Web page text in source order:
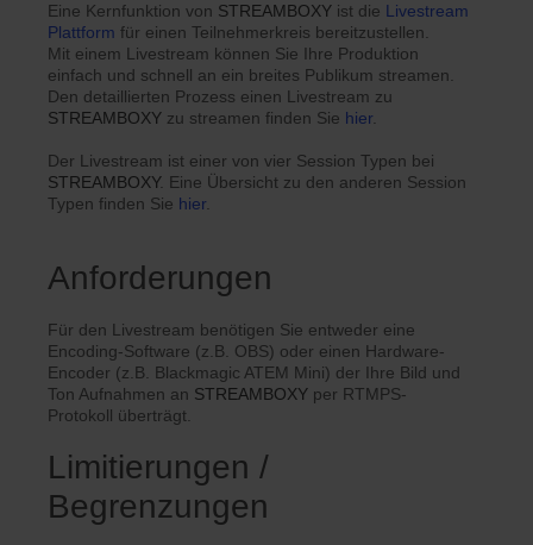
Eine Kernfunktion von STREAMBOXY ist die Livestream
Plattform für einen Teilnehmerkreis bereitzustellen.
Mit einem Livestream können Sie Ihre Produktion
einfach und schnell an ein breites Publikum streamen.
Den detaillierten Prozess einen Livestream zu
STREAMBOXY zu streamen finden Sie hier
Der Livestream ist einer von vier Session Typen bei
STREAMBOXY. Eine Übersicht zu den anderen Session
Typen finden Sie hier
Anforderungen
Für den Livestream benötigen Sie entweder eine
Encoding-Software (z.B. OBS) oder einen Hardware-
Encoder (z.B. Blackmagic ATEM Mini) der Ihre Bild und
Ton Aufnahmen an STREAMBOXY per RTMPS-
Protokoll überträgt.
Limitierungen /
Begrenzungen